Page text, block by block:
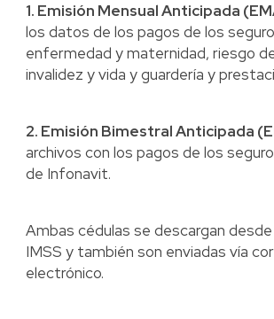
1. Emisión Mensual Anticipada
los datos de los pagos de los
enfermedad y maternidad, riesgo
invalidez y vida y guardería y
2. Emisión Bimestral Anticipada
archivos con los pagos de los
de Infonavit.
Ambas cédulas se descargan
IMSS y también son enviadas vía
electrónico.